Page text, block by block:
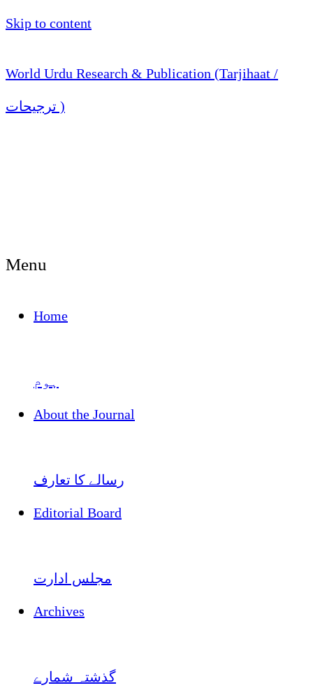
Skip to content
World Urdu Research & Publication (Tarjihaat /
ترجیحات )
Menu
Home
ہوم
About the Journal
رسالے کا تعارف
Editorial Board
مجلس ادارت
Archives
گذشتہ شمارے